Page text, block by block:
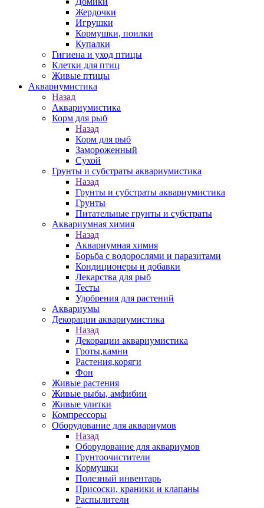
Жердочки
Игрушки
Кормушки, поилки
Купалки
Гигиена и уход птицы
Клетки для птиц
Живые птицы
Аквариумистика
Назад
Аквариумистика
Корм для рыб
Назад
Корм для рыб
Замороженный
Сухой
Грунты и субстраты аквариумистика
Назад
Грунты и субстраты аквариумистика
Грунты
Питательные грунты и субстраты
Аквариумная химия
Назад
Аквариумная химия
Борьба с водорослями и паразитами
Кондиционеры и добавки
Лекарства для рыб
Тесты
Удобрения для растений
Аквариумы
Декорации аквариумистика
Назад
Декорации аквариумистика
Гроты,камни
Растения,коряги
Фон
Живые растения
Живые рыбы, амфибии
Живые улитки
Компрессоры
Оборудование для аквариумов
Назад
Оборудование для аквариумов
Грунтоочистители
Кормушки
Полезный инвентарь
Присоски, краники и клапаны
Распылители